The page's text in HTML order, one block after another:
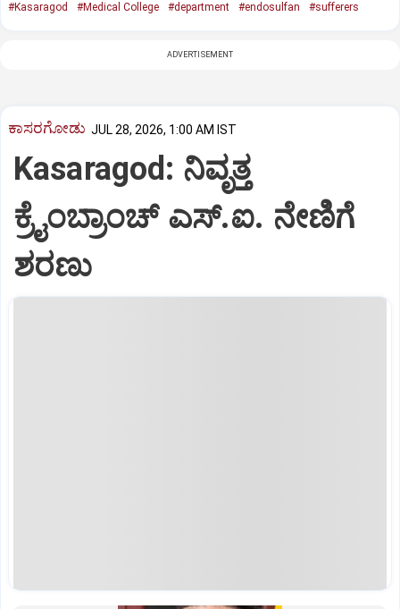
#Kasaragod #Medical College #department #endosulfan #sufferers
ADVERTISEMENT
ಕಾಸರಗೋಡು JUL 28, 2026, 1:00 AM IST
Kasaragod: ನಿವೃತ್ತ
ಕ್ರೈಂಬ್ರಾಂಚ್‌ ಎಸ್‌.ಐ. ನೇಣಿಗೆ
ಶರಣು